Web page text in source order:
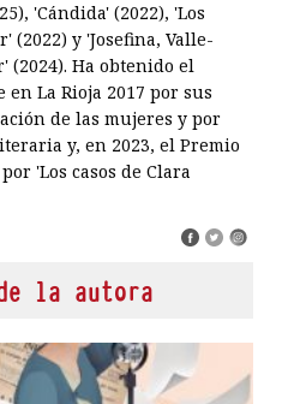
'Cándida' (2022), 'Los
(2022) y 'Josefina, Valle-
(2024). Ha obtenido el
La Rioja 2017 por sus
de las mujeres y por
y, en 2023, el Premio
'Los casos de Clara
la autora